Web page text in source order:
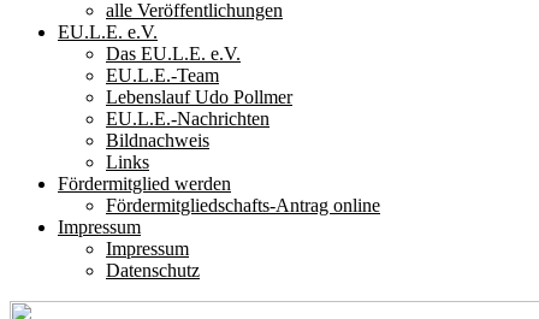
alle Veröffentlichungen
EU.L.E. e.V.
Das EU.L.E. e.V.
EU.L.E.-Team
Lebenslauf Udo Pollmer
EU.L.E.-Nachrichten
Bildnachweis
Links
Fördermitglied werden
Fördermitgliedschafts-Antrag online
Impressum
Impressum
Datenschutz